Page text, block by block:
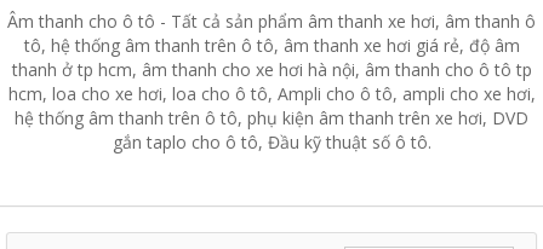
Âm thanh cho ô tô - Tất cả sản phẩm âm thanh xe hơi, âm thanh ô
tô, hệ thống âm thanh trên ô tô, âm thanh xe hơi giá rẻ, độ âm
thanh ở tp hcm, âm thanh cho xe hơi hà nội, âm thanh cho ô tô tp
hcm, loa cho xe hơi, loa cho ô tô, Ampli cho ô tô, ampli cho xe hơi,
hệ thống âm thanh trên ô tô, phụ kiện âm thanh trên xe hơi, DVD
gắn taplo cho ô tô, Đầu kỹ thuật số ô tô.